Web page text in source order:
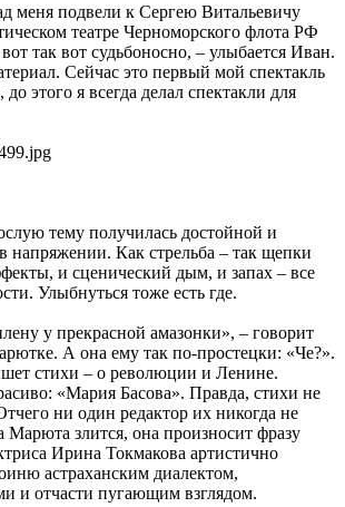
меня подвели к Сергею Витальевичу
театре Черноморского флота РФ
так вот судьбоносно, – улыбается Иван.
Сейчас это первый мой спектакль
этого я всегда делал спектакли для
тему получилась достойной и
напряжении. Как стрельба – так щепки
и сценический дым, и запах – все
Улыбнуться тоже есть где.
у прекрасной амазонки», – говорит
А она ему так по-простецки: «Че?».
стихи – о революции и Ленине.
«Мария Басова». Правда, стихи не
ни один редактор их никогда не
Марюта злится, она произносит фразу
Ирина Токмакова артистично
астраханским диалектом,
и отчасти пугающим взглядом.